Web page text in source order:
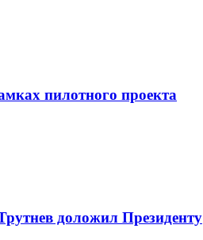
пилотного проекта
доложил Президенту